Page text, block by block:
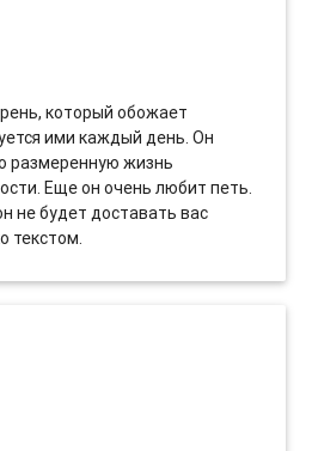
который обожает
ими каждый день. Он
размеренную жизнь
Еще он очень любит петь.
не будет доставать вас
текстом.